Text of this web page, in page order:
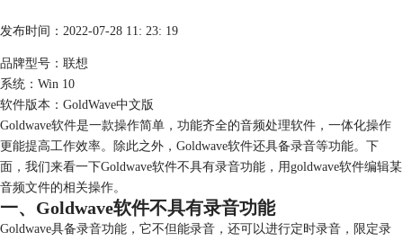
购买
发布时间：2022-07-28 11: 23: 19
品牌型号：联想
系统：Win 10
软件版本：GoldWave中文版
Goldwave软件是一款操作简单，功能齐全的音频处理软件，一体化操作
更能提高工作效率。除此之外，Goldwave软件还具备录音等功能。下
面，我们来看一下Goldwave软件不具有录音功能，用goldwave软件编辑某
音频文件的相关操作。
一、Goldwave软件不具有录音功能
Goldwave具备录音功能，它不但能录音，还可以进行定时录音，限定录